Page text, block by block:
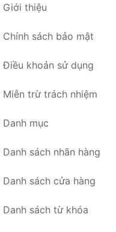
Giới thiệu
Chính sách bảo mật
Điều khoản sử dụng
Miễn trừ trách nhiệm
Danh mục
Danh sách nhãn hàng
Danh sách cửa hàng
Danh sách từ khóa